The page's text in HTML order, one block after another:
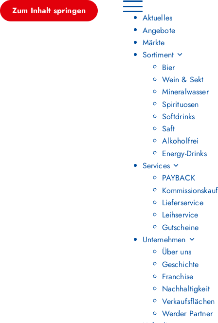
Zum Inhalt springen
Hauptmenü umschalten
Aktuelles
Angebote
Märkte
Sortiment
Bier
Wein & Sekt
Mineralwasser
Spirituosen
Softdrinks
Saft
Alkoholfrei
Energy-Drinks
Services
PAYBACK
Kommissionskauf
Lieferservice
Leihservice
Gutscheine
Unternehmen
Über uns
Geschichte
Franchise
Nachhaltigkeit
Verkaufsflächen
Werder Partner